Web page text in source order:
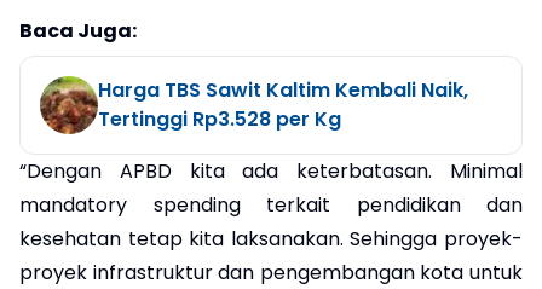
Baca Juga:
Harga TBS Sawit Kaltim Kembali Naik,
Tertinggi Rp3.528 per Kg
“Dengan APBD kita ada keterbatasan. Minimal
mandatory spending terkait pendidikan dan
kesehatan tetap kita laksanakan. Sehingga proyek-
proyek infrastruktur dan pengembangan kota untuk